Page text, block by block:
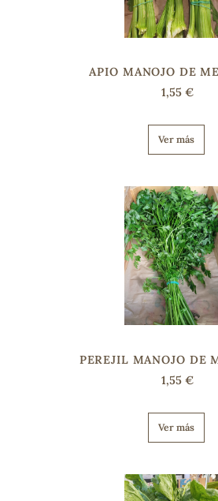
APIO MANOJO DE
1,55 €
Ver más
PEREJIL MANOJO DE
1,55 €
Ver más